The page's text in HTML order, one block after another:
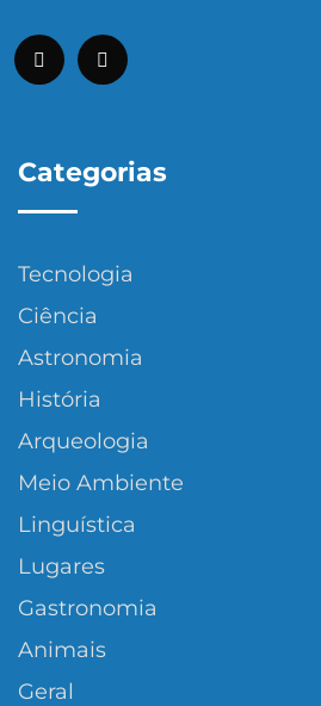
Categorias
Tecnologia
Ciência
Astronomia
História
Arqueologia
Meio Ambiente
Linguística
Lugares
Gastronomia
Animais
Geral